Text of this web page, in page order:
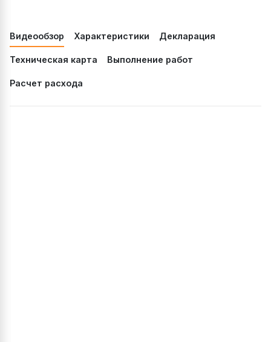
Видеообзор Характеристики Декларация
Техническая карта Выполнение работ
Расчет расхода